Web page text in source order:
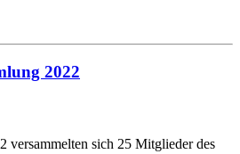
2022
versammelten sich 25 Mitglieder des